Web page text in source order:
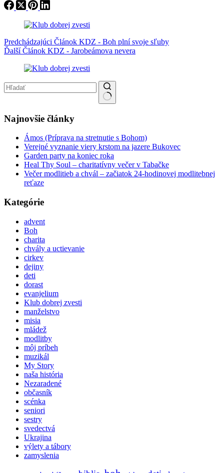
Predchádzajúci Článok KDZ - Boh plní svoje sľuby
ĎalšíČlánok KDZ - Jarobeámova nevera
Najnovšie články
Ámos (Príprava na stretnutie s Bohom)
Verejné vyznanie viery krstom na jazere Bukovec
Garden party na koniec roka
Heal Thy Soul – charitatívny večer v Tabačke
Večer modlitieb a chvál – začiatok 24-hodinovej modlitebnej
reťaze
Kategórie
advent
Boh
charita
chvály a uctievanie
cirkev
dejiny
deti
dorast
evanjelium
Klub dobrej zvesti
manželstvo
misia
mládež
modlitby
môj príbeh
muzikál
My Story
naša história
Nezaradené
občasník
scénka
seniori
sestry
svedectvá
Ukrajina
výlety a tábory
zamyslenia